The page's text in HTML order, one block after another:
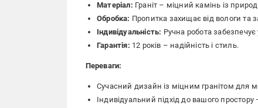
Матеріал: Граніт – міцний камінь із
Обробка: Пропитка захищає від вологи та
Індивідуальність: Ручна робота забезпечує
Гарантія: 12 років – надійність і стиль.
Переваги:
Сучасний дизайн із міцним гранітом для
Індивідуальний підхід до вашого простору